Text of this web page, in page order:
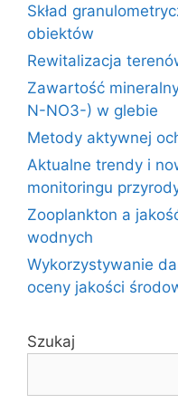
Skład
obiektów
Rewitalizacja
Zawartość
N-NO3-) w glebie
Metody aktywnej
Aktualne trendy i
monitoringu
Zooplankton a
wodnych
Wykorzystywanie
oceny jakości
Szukaj